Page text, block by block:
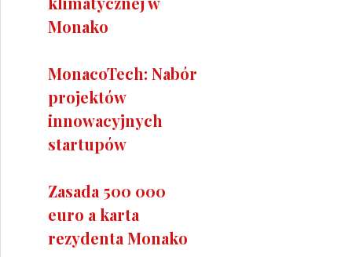
Monako
MonacoTech: Nabór
projektów
innowacyjnych
startupów
Zasada 500 000
euro a karta
rezydenta Monako